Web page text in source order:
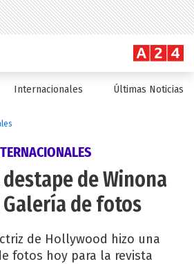
Internacionales Últimas Noticias
de Winona
de fotos
de Hollywood hizo una
fotos hoy para la revista